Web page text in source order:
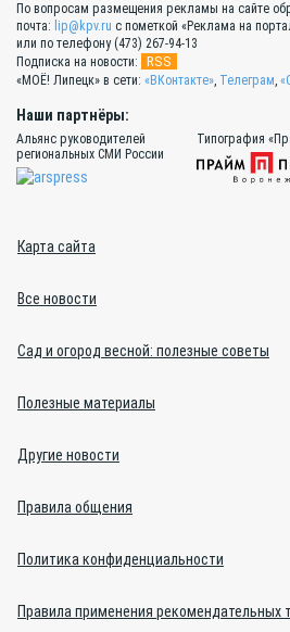
По вопросам размещения рекламы на сайте
почта: lip@kpv.ru с пометкой «Реклама на
или по телефону (473) 267-94-13
Подписка на новости:
RSS
«МОЁ! Липецк» в сети: «ВКонтакте», Телеграм,
Наши партнёры:
Альянс руководителей
региональных СМИ России
Типография
Карта сайта
Все новости
Сад и огород весной: полезные советы
Полезные материалы
Другие новости
Правила общения
Политика конфиденциальности
Правила применения рекомендательных